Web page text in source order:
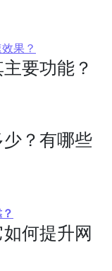
果？
要功能？
？有哪些
何提升网